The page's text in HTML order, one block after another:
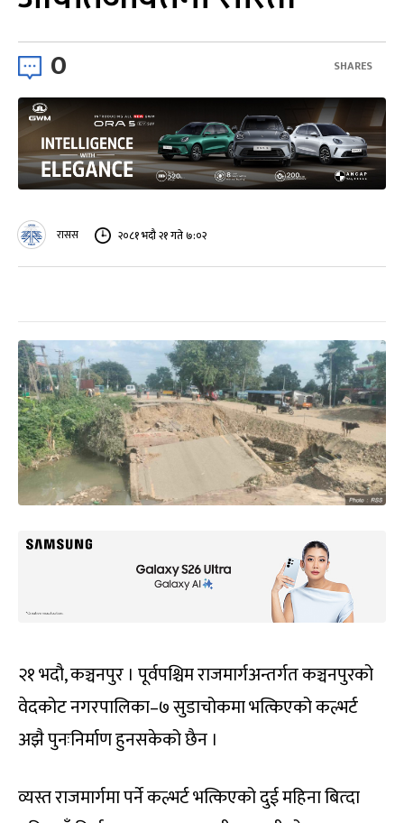
0 SHARES
रासस २०८१ भदौ २१ गते ७:०२
२१ भदौ, कञ्चनपुर । पूर्वपश्चिम राजमार्गअन्तर्गत कञ्चनपुरको
वेदकोट नगरपालिका–७ सुडाचोकमा भत्किएको कल्भर्ट
अझै पुनःनिर्माण हुनसकेको छैन ।
व्यस्त राजमार्गमा पर्ने कल्भर्ट भत्किएको दुई महिना बित्दा